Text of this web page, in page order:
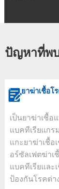
ปัญหาที่พ
ยาฆ่าเชื้อโ
เป็นยาฆ่าเชื้
แบคทีเรียแกร
แกะยาฆ่าเชื้อ
อร์ซัลเฟตฆ่าเ
แบคทีเรียและ
ป้องกันโรคต่า